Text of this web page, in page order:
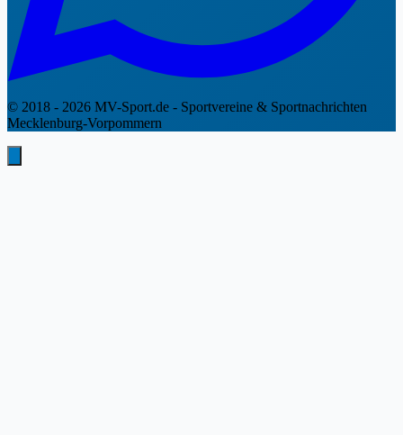
© 2018 - 2026 MV-Sport.de - Sportvereine & Sportnachrichten
Mecklenburg-Vorpommern